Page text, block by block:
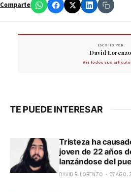
Comparte
ESCRITO POR
David Lorenzo
Ver todos sus
TE PUEDE INTERESAR
Tristeza ha
joven de 22 años
lanzándose del
DAVID R. LORENZO 07 AGO.